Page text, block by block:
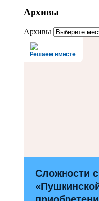
Архивы
Архивы
Решаем вместе
Сложности